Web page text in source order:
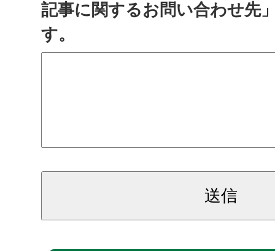
記事に関するお問い合わせ先
す。